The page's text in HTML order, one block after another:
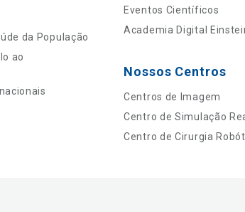
da População
ao
Eventos Científicos
Academia Digital
Nossos Centros
Centros de Imagem
Centro de Simulação
Centro de Cirurgia